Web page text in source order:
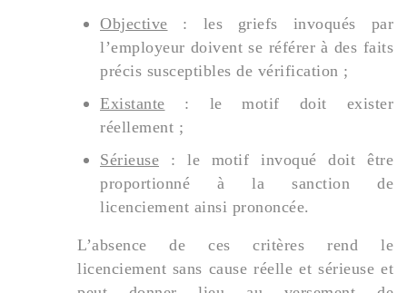
Objective : les griefs invoqués par
l’employeur doivent se référer à des faits
précis susceptibles de vérification ;
Existante : le motif doit exister
réellement ;
Sérieuse : le motif invoqué doit être
proportionné à la sanction de
licenciement ainsi prononcée.
L’absence de ces critères rend le
licenciement sans cause réelle et sérieuse et